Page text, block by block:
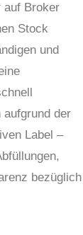
auf Broker
Stock
und
der
Label –
bezüglich